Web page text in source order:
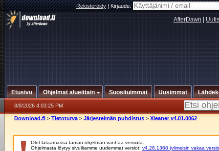
Rekisteröidy|Kirjaudu:
AfterDawn
Etusivu Ohjelmat alueittain Suosituimmat Uusimmat
8/8/2026 4:03:25 PM
Download.fi > Tietoturva > Järjestelmän puhdistus > Xleaner v4.01.0062
Olet lataamassa tämän ohjelman vanhaa versiota.
Ohjelmasta löytyy sivuiltamme uudemmat versiot: v4.28.1368 (viimeisin vakaa